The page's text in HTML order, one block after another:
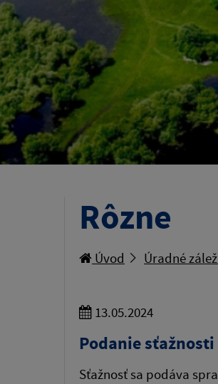
Rôzne
Úvod Úradné
13.05.2024
Podanie sťažnosti
Sťažnosť sa podáva